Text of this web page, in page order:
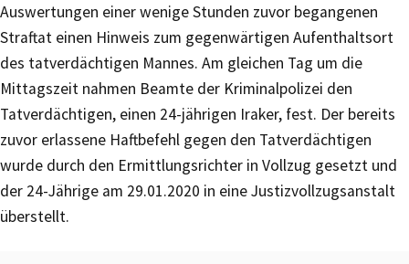
Auswertungen einer wenige Stunden zuvor begangenen
Straftat einen Hinweis zum gegenwärtigen Aufenthaltsort
des tatverdächtigen Mannes. Am gleichen Tag um die
Mittagszeit nahmen Beamte der Kriminalpolizei den
Tatverdächtigen, einen 24-jährigen Iraker, fest. Der bereits
zuvor erlassene Haftbefehl gegen den Tatverdächtigen
wurde durch den Ermittlungsrichter in Vollzug gesetzt und
der 24-Jährige am 29.01.2020 in eine Justizvollzugsanstalt
überstellt.